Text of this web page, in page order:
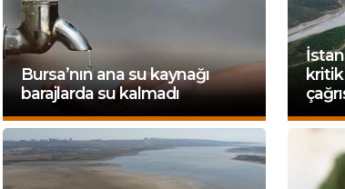
Bursa’nın ana su kaynağı
barajlarda su kalmadı